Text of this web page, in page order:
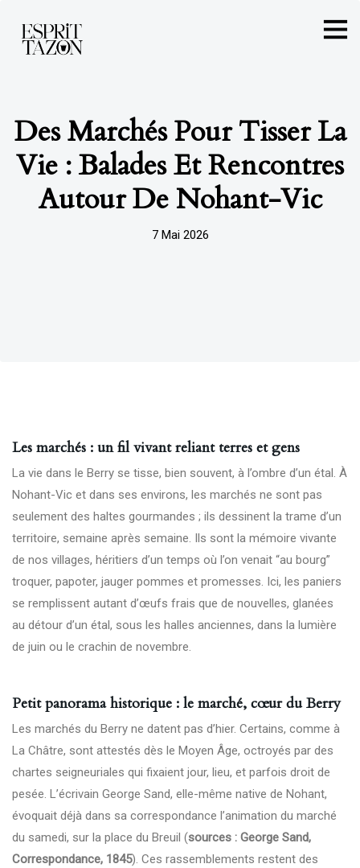
Des Marchés Pour Tisser La
Vie : Balades Et Rencontres
Autour De Nohant-Vic
7 Mai 2026
Les marchés : un fil vivant reliant terres et gens
La vie dans le Berry se tisse, bien souvent, à l’ombre d’un étal. À
Nohant-Vic et dans ses environs, les marchés ne sont pas
seulement des haltes gourmandes ; ils dessinent la trame d’un
territoire, semaine après semaine. Ils sont la mémoire vivante
de nos villages, héritiers d’un temps où l’on venait “au bourg”
troquer, papoter, jauger pommes et promesses. Ici, les paniers
se remplissent autant d’œufs frais que de nouvelles, glanées
au détour d’un étal, sous les halles anciennes, dans la lumière
de juin ou le crachin de novembre.
Petit panorama historique : le marché, cœur du Berry
Les marchés du Berry ne datent pas d’hier. Certains, comme à
La Châtre, sont attestés dès le Moyen Âge, octroyés par des
chartes seigneuriales qui fixaient jour, lieu, et parfois droit de
pesée. L’écrivain George Sand, elle-même native de Nohant,
évoquait déjà dans sa correspondance l’animation du marché
du samedi, sur la place du Breuil (sources : George Sand,
Correspondance, 1845). Ces rassemblements restent des